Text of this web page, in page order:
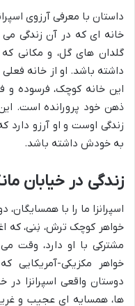
داستان با معرفی آرزوی
خانه ای که در آن زندگی می
گلدان های گل، و مکانی
داشته باشد. او از خانه
این خانه کوچک، فرسوده
ذهن خود پرورانده است.
زندگی اوست و او آرزو دارد
به خودش داشته باشد.
زندگی در خیابان
اسپرانزا ما را با
خواهر کوچک ترش، نِنی، که
مشترکی با او دارد، وقت
خواهر مکزیکی-آمریکایی
دوستان واقعی اسپرانزا در
ها، همسایه ای عجیب و